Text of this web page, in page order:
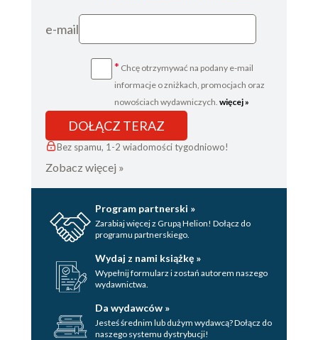
e-mail
* Chcę otrzymywać na podany e-mail
informacje o zniżkach, promocjach oraz
nowościach wydawniczych. więcej »
DOŁĄCZ TERAZ
Bez spamu, 1-2 wiadomości tygodniowo!
Zobacz więcej »
Program partnerski »
Zarabiaj więcej z Grupą Helion! Dołącz do
programu partnerskiego.
Wydaj z nami książkę »
Wypełnij formularz i zostań autorem naszego
wydawnictwa.
Da wydawców »
Jesteś średnim lub dużym wydawcą? Dołącz do
naszego systemu dystrybucji!